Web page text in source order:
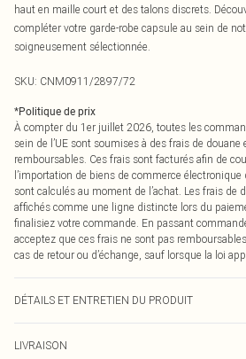
haut en maille court et des talons discrets.
compléter votre garde-robe capsule au sein de
soigneusement sélectionnée.
SKU: CNM0911/2897/72
*Politique de prix
À compter du 1er juillet 2026, toutes les
sein de l’UE sont soumises à des frais de douane
remboursables. Ces frais sont facturés afin de
l’importation de biens de commerce électronique
sont calculés au moment de l’achat. Les frais de
affichés comme une ligne distincte lors du
finalisiez votre commande. En passant
acceptez que ces frais ne sont pas
cas de retour ou d’échange, sauf lorsque la loi
DÉTAILS ET ENTRETIEN DU PRODUIT
couleur peut déteindre.
LIVRAISON